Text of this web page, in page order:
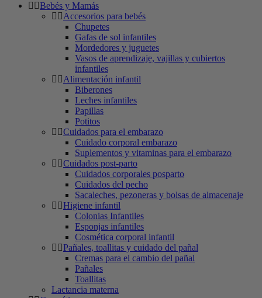
Bebés y Mamás
Accesorios para bebés
Chupetes
Gafas de sol infantiles
Mordedores y juguetes
Vasos de aprendizaje, vajillas y cubiertos
infantiles
Alimentación infantil
Biberones
Leches infantiles
Papillas
Potitos
Cuidados para el embarazo
Cuidado corporal embarazo
Suplementos y vitaminas para el embarazo
Cuidados post-parto
Cuidados corporales posparto
Cuidados del pecho
Sacaleches, pezoneras y bolsas de almacenaje
Higiene infantil
Colonias Infantiles
Esponjas infantiles
Cosmética corporal infantil
Pañales, toallitas y cuidado del pañal
Cremas para el cambio del pañal
Pañales
Toallitas
Lactancia materna